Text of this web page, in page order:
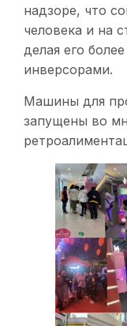
надзоре, что
человека и на
делая его
инверсорами.
Машины для
запущены во